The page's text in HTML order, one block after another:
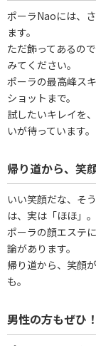
ポーラNaoには、
ます。
ただ飾ってあるの
みてください。
ポーラの最高峰ス
ショットまで。
試したいキレイを
いが待っています。
帰り道から、笑
いい笑顔だな、そ
は、実は「ほほ」。
ポーラの顔エステ
論があります。
帰り道から、笑顔
も。
男性の方もぜひ